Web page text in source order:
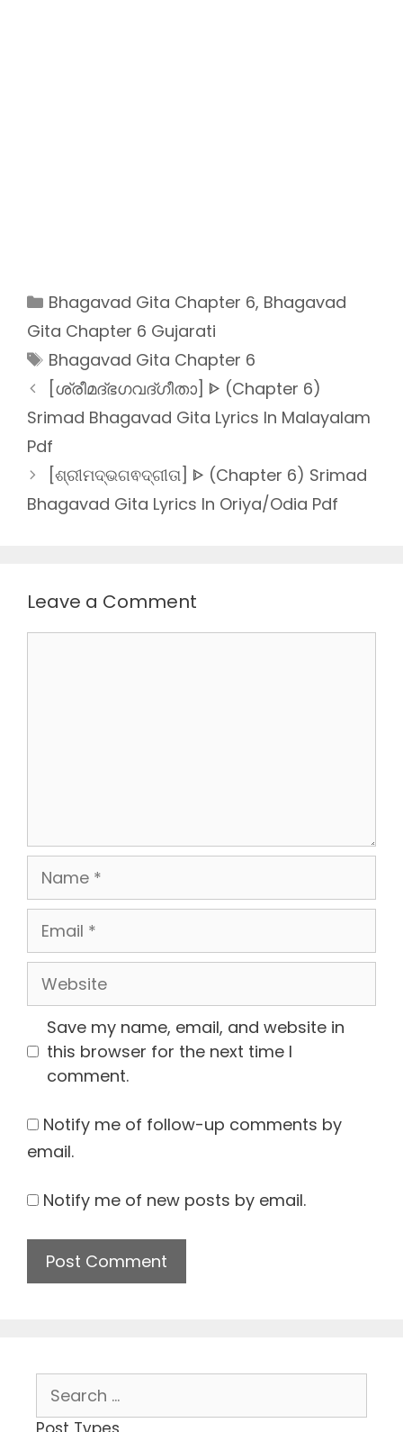
Categories
Bhagavad Gita Chapter 6, Bhagavad
Gita Chapter 6 Gujarati
Tags
Bhagavad Gita Chapter 6
[ശ്രീമദ്ഭഗവദ്ഗീതാ] ᐈ (Chapter 6)
Srimad Bhagavad Gita Lyrics In Malayalam
Pdf
[ଶ୍ରୀମଦ୍ଭଗଵଦ୍ଗୀତା] ᐈ (Chapter 6) Srimad
Bhagavad Gita Lyrics In Oriya/Odia Pdf
Leave a Comment
Name
Email
Website
Save my name, email, and website in
this browser for the next time I
comment.
Notify me of follow-up comments by
email.
Notify me of new posts by email.
for: